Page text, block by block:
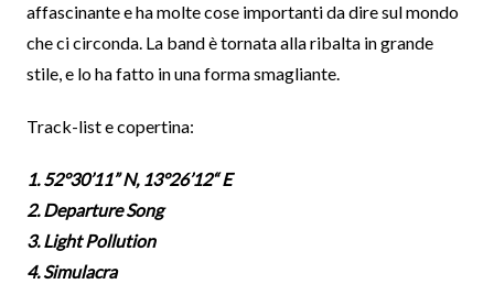
affascinante e ha molte cose importanti da dire sul mondo
che ci circonda. La band è tornata alla ribalta in grande
stile, e lo ha fatto in una forma smagliante.
Track-list e copertina:
1. 52°30’11” N, 13°26’12“ E
2. Departure Song
3. Light Pollution
4. Simulacra